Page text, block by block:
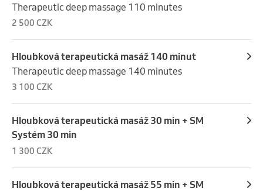
Therapeutic deep massage 110 minutes
2 500 CZK
Hloubková terapeutická masáž 140 minut
Therapeutic deep massage 140 minutes
3 100 CZK
Hloubková terapeutická masáž 30 min + SM
Systém 30 min
1 300 CZK
Hloubková terapeutická masáž 55 min + SM